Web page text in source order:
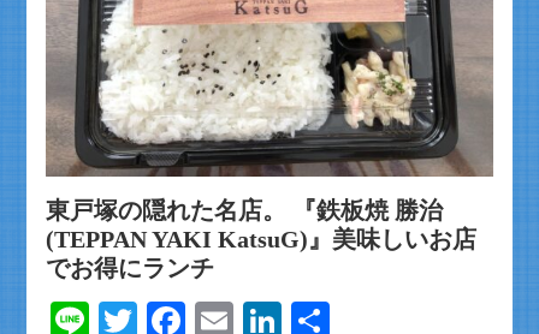
東戸塚の隠れた名店。 『鉄板焼 勝治
(TEPPAN YAKI KatsuG)』美味しいお店
でお得にランチ
LineTwitterFacebook
EmailLinkedIn